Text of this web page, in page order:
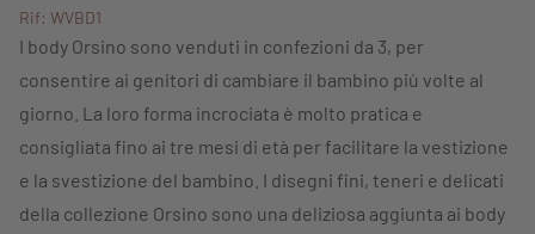
Rif: WVBD1
I body Orsino sono venduti in confezioni da 3, per
consentire ai genitori di cambiare il bambino più volte al
giorno. La loro forma incrociata è molto pratica e
consigliata fino ai tre mesi di età per facilitare la vestizione
e la svestizione del bambino. I disegni fini, teneri e delicati
della collezione Orsino sono una deliziosa aggiunta ai body